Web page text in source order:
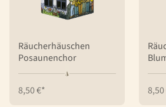
Räucherhäuschen
Posaunenchor
8,50 €*